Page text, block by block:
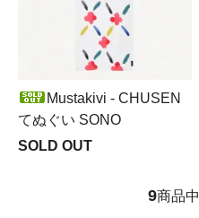
Mustakivi - CHUSEN
てぬぐい SONO
SOLD OUT
9商品中